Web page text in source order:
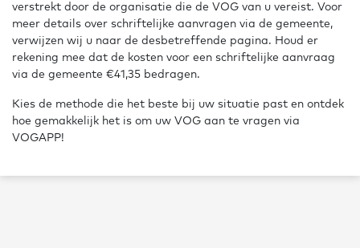
verstrekt door de organisatie die de VOG van u vereist. Voor
meer details over schriftelijke aanvragen via de gemeente,
verwijzen wij u naar de desbetreffende pagina. Houd er
rekening mee dat de kosten voor een schriftelijke aanvraag
via de gemeente €41,35 bedragen.
Kies de methode die het beste bij uw situatie past en ontdek
hoe gemakkelijk het is om uw VOG aan te vragen via
VOGAPP!